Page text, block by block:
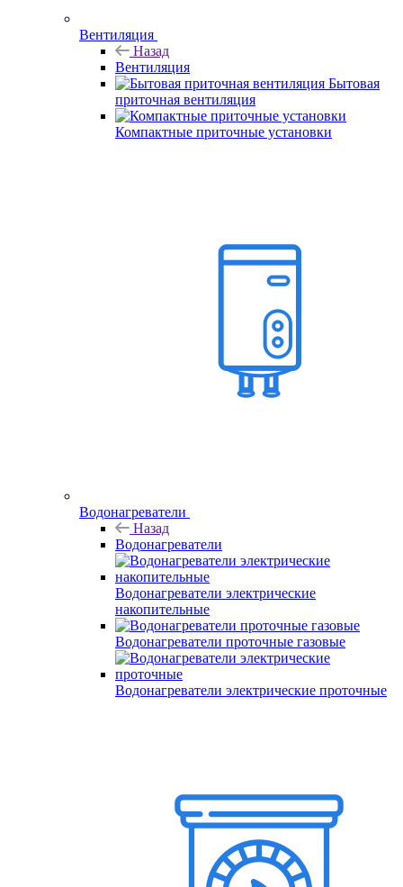
Вентиляция
Назад
Вентиляция
Бытовая
приточная вентиляция
Компактные приточные установки
Водонагреватели
Назад
Водонагреватели
Водонагреватели электрические
накопительные
Водонагреватели проточные газовые
Водонагреватели электрические проточные